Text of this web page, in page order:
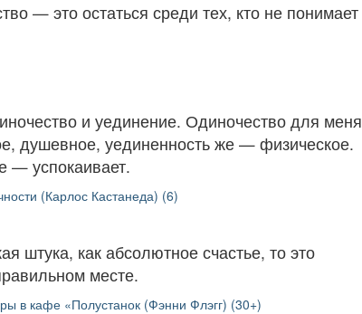
— это остаться среди тех, кто не понимает
и уединение. Одиночество для меня
душевное, уединенность же — физическое.
— успокаивает.
(Карлос Кастанеда) (6)
штука, как абсолютное счастье, то это
месте.
в кафе «Полустанок (Фэнни Флэгг) (30+)